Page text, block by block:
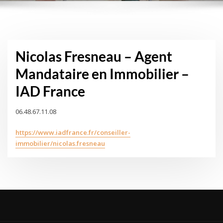
Nicolas Fresneau – Agent
Mandataire en Immobilier –
IAD France
06.48.67.11.08
https://www.iadfrance.fr/conseiller-
immobilier/nicolas.fresneau